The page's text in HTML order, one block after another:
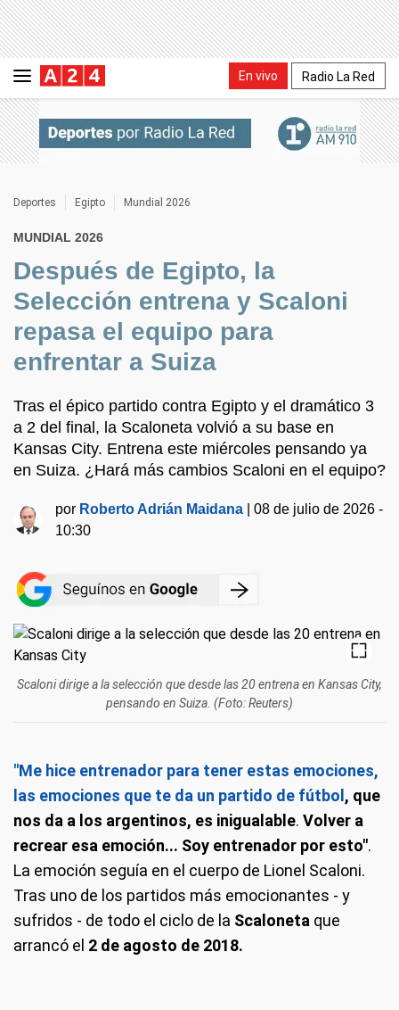
En vivo Radio La Red
Deportes Egipto Mundial 2026
MUNDIAL 2026
Después de Egipto, la
Selección entrena y Scaloni
repasa el equipo para
enfrentar a Suiza
Tras el épico partido contra Egipto y el dramático 3
a 2 del final, la Scaloneta volvió a su base en
Kansas City. Entrena este miércoles pensando ya
en Suiza. ¿Hará más cambios Scaloni en el equipo?
por Roberto Adrián Maidana |08 de julio de 2026 -
10:30
Scaloni dirige a la selección que desde las 20 entrena en Kansas City,
pensando en Suiza. (Foto: Reuters)
"Me hice entrenador para tener estas emociones,
las emociones que te da un partido de fútbol , que
nos da a los argentinos, es inigualable. Volver a
recrear esa emoción... Soy entrenador por esto".
La emoción seguía en el cuerpo de Lionel Scaloni.
Tras uno de los partidos más emocionantes - y
sufridos - de todo el ciclo de la Scaloneta que
arrancó el 2 de agosto de 2018.